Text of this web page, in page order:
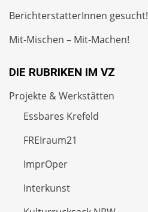
BerichterstatterInnen gesucht!
Mit-Mischen – Mit-Machen!
DIE RUBRIKEN IM VZ
Projekte & Werkstätten
Essbares Krefeld
FREIraum21
ImprOper
Interkunst